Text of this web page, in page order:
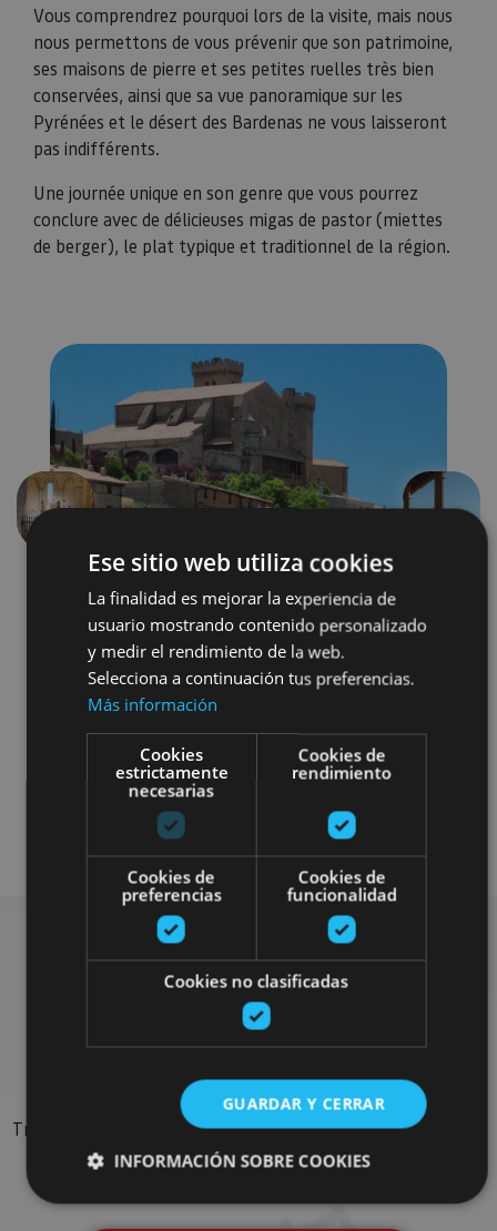
Vous comprendrez pourquoi lors de la visite, mais nous
nous permettons de vous prévenir que son patrimoine,
ses maisons de pierre et ses petites ruelles très bien
conservées, ainsi que sa vue panoramique sur les
Pyrénées et le désert des Bardenas ne vous laisseront
pas indifférents.
Une journée unique en son genre que vous pourrez
conclure avec de délicieuses migas de pastor (miettes
de berger), le plat typique et traditionnel de la région.
Suivant
Castillos y fortalezas
Arquitectura religiosa
Arquitectura civil Visitas guiadas
Rechercher plus de
sorties
Trouvez des sorties et des propositions pour compléter votre
séjour en Navarre : activités organisées, visites et les
Ese sitio web utiliza cookies
La finalidad es mejorar la experiencia de
usuario mostrando contenido personalizado
y medir el rendimiento de la web.
Selecciona a continuación tus preferencias.
Más información
Cookies
estrictamente
necesarias
Cookies de
rendimiento
Cookies de
preferencias
Cookies de
funcionalidad
Cookies no clasificadas
GUARDAR Y CERRAR
INFORMACIÓN SOBRE COOKIES